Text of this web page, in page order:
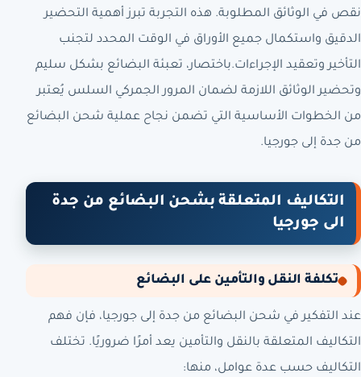
نقص في الوثائق المطلوبة. هذه التجربة تبرز أهمية التحضير
الدقيق واستكمال جميع الأوراق في الوقت المحدد لتجنب
التأخير وتعقيد الإجراءات.باختصار، تعبئة البضائع بشكل سليم
وتحضير الوثائق اللازمة لضمان المرور الجمركي السلس يُعتبر
من الخطوات الأساسية التي تضمن نجاح عملية شحن البضائع
من جدة إلى جورجيا.
التكاليف المتعلقة بشحن البضائع من جدة
الى جورجيا
تكلفة النقل والتأمين على البضائع
عند التفكير في شحن البضائع من جدة إلى جورجيا، فإن فهم
التكاليف المتعلقة بالنقل والتأمين يعد أمرًا ضروريًا. تختلف
التكاليف حسب عدة عوامل، منها: